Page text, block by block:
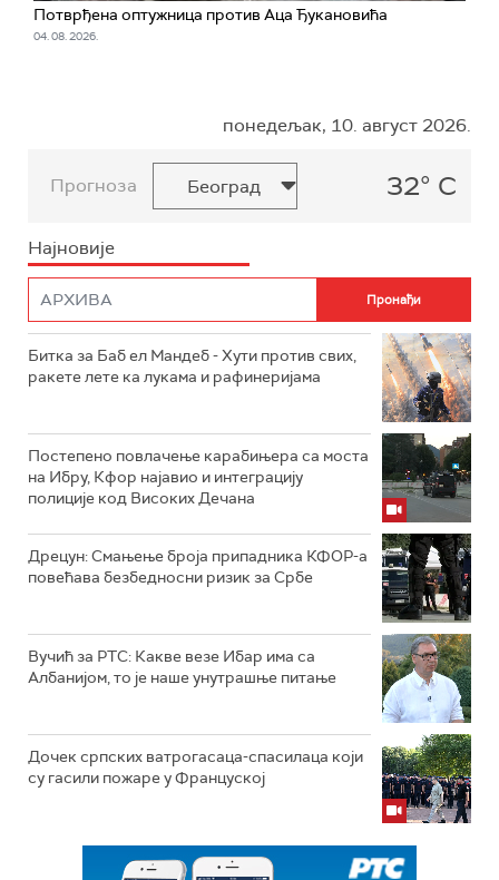
Потврђена оптужница против Аца Ђукановића
04. 08. 2026.
понедељак, 10. август 2026.
Прогноза 32° C
Најновије
Битка за Баб ел Мандеб - Хути против свих,
ракете лете ка лукама и рафинеријама
Постепено повлачење карабињера са моста
на Ибру, Кфор најавио и интеграцију
полиције код Високих Дечана
Дрецун: Смањење броја припадника КФОР-а
повећава безбедносни ризик за Србе
Вучић за РТС: Какве везе Ибар има са
Албанијом, то је наше унутрашње питање
Дочек српских ватрогасаца-спасилаца који
су гасили пожаре у Француској